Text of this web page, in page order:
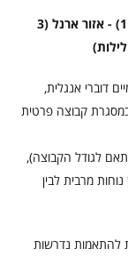
סן חוסה (לילה 1) - טורטוגרו (לילה 1) - אזור ארנל (3
דוברי אנגלית,
במסגרת קבוצה פרטית
לגודל הקבוצה),
נוחות מרבית לבין
להתאמות נדרשות